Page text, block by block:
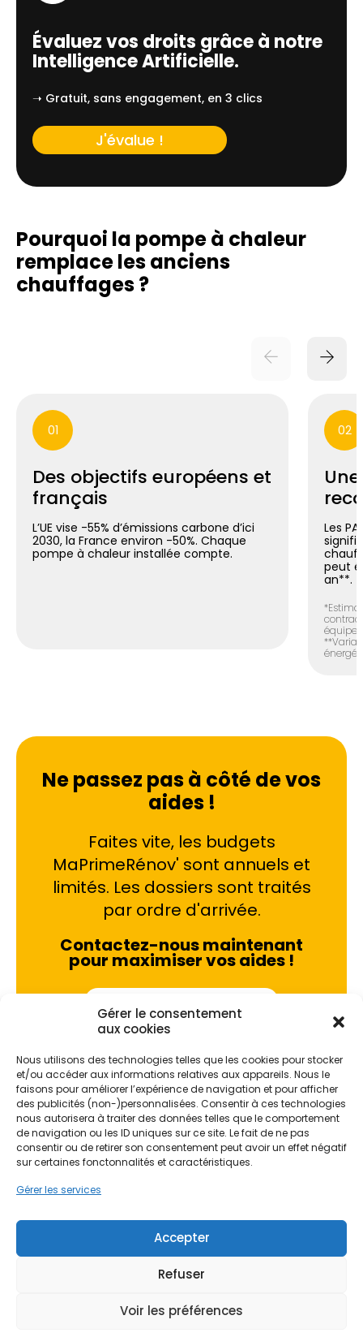
Gérer le consentement
aux cookies
Nous utilisons des technologies telles que les cookies pour stocker
et/ou accéder aux informations relatives aux appareils. Nous le
faisons pour améliorer l’expérience de navigation et pour afficher
des publicités (non-)personnalisées. Consentir à ces technologies
nous autorisera à traiter des données telles que le comportement
de navigation ou les ID uniques sur ce site. Le fait de ne pas
consentir ou de retirer son consentement peut avoir un effet négatif
sur certaines fonctonnalités et caractéristiques.
Gérer les services
Accepter
Refuser
Voir les préférences
Évaluez vos droits grâce à notre
Intelligence Artificielle.
➝ Gratuit, sans engagement, en 3 clics
J'évalue !
Pourquoi la pompe à chaleur
remplaceles anciens
chauffages ?
01
Des objectifs européens et
français
L’UE vise -55% d’émissions carbone d’ici
2030, la France environ -50%. Chaque
pompe à chaleur installée compte.
02
Les
peut
an**.
Ne passez pas à côté de vos
aides !
Faites vite, les budgets
MaPrimeRénov' sont annuels et
limités. Les dossiers sont traités
par ordre d'arrivée.
Contactez-nous maintenant
pour maximiser vos aides !